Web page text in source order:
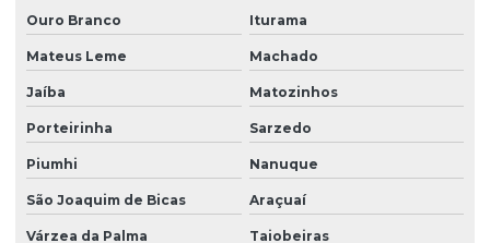
Ouro Branco Iturama
Mateus Leme Machado
Jaíba Matozinhos
Porteirinha Sarzedo
Piumhi Nanuque
São Joaquim de Bicas Araçuaí
Várzea da Palma Taiobeiras